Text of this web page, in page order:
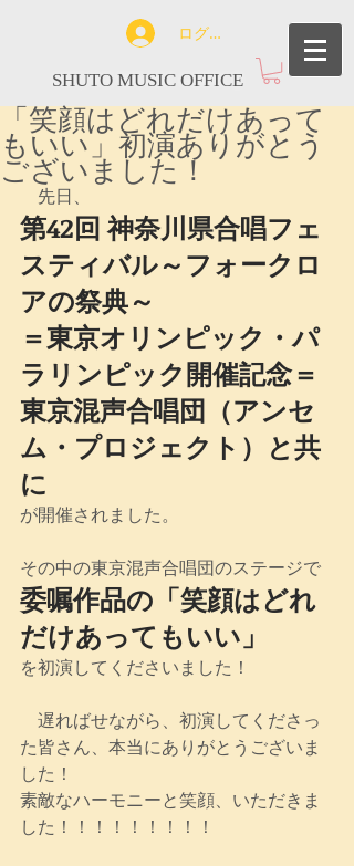
ログイン
SHUTO MUSIC OFFICE
「笑顔はどれだけあって
もいい」初演ありがとう
ございました！
先日、
第42回 神奈川県合唱フェ
スティバル～フォークロ
アの祭典～
＝東京オリンピック・パ
ラリンピック開催記念＝
東京混声合唱団（アンセ
ム・プロジェクト）と共
に
が開催されました。
その中の東京混声合唱団のステージで
委嘱作品の「笑顔はどれ
だけあってもいい」
を初演してくださいました！
遅ればせながら、初演してくださっ
た皆さん、本当にありがとうございま
した！
素敵なハーモニーと笑顔、いただきま
した！！！！！！！！！